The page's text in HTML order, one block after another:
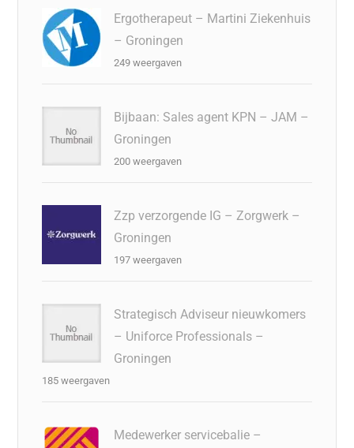
Ergotherapeut – Martini Ziekenhuis
– Groningen
249 weergaven
Bijbaan: Sales agent KPN – JAM –
Groningen
200 weergaven
Zzp verzorgende IG – Zorgwerk –
Groningen
197 weergaven
Strategisch Adviseur nieuwkomers
– Uniforce Professionals –
Groningen
185 weergaven
Medewerker servicebalie –